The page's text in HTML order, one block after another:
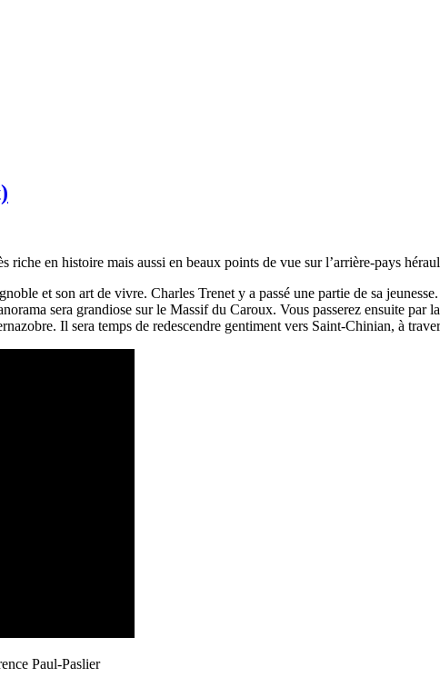
en histoire mais aussi en beaux points de vue sur l’arrière-pays
et son art de vivre. Charles Trenet y a passé une partie de sa
sera grandiose sur le Massif du Caroux. Vous passerez ensuite
Il sera temps de redescendre gentiment vers Saint-Chinian, à
Paul-Paslier